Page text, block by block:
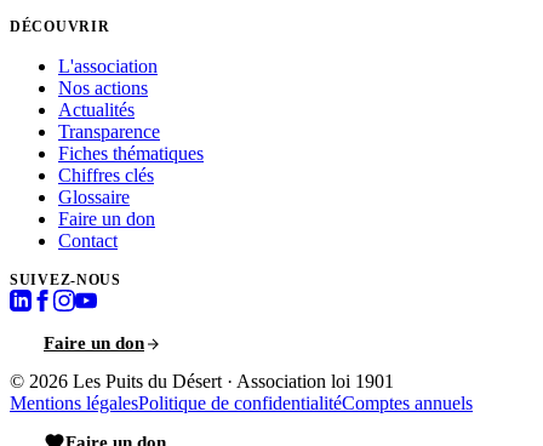
DÉCOUVRIR
L'association
Nos actions
Actualités
Transparence
Fiches thématiques
Chiffres clés
Glossaire
Faire un don
Contact
SUIVEZ-NOUS
Faire un don
© 2026 Les Puits du Désert · Association loi 1901
Mentions légalesPolitique de confidentialitéComptes annuels
Faire un don